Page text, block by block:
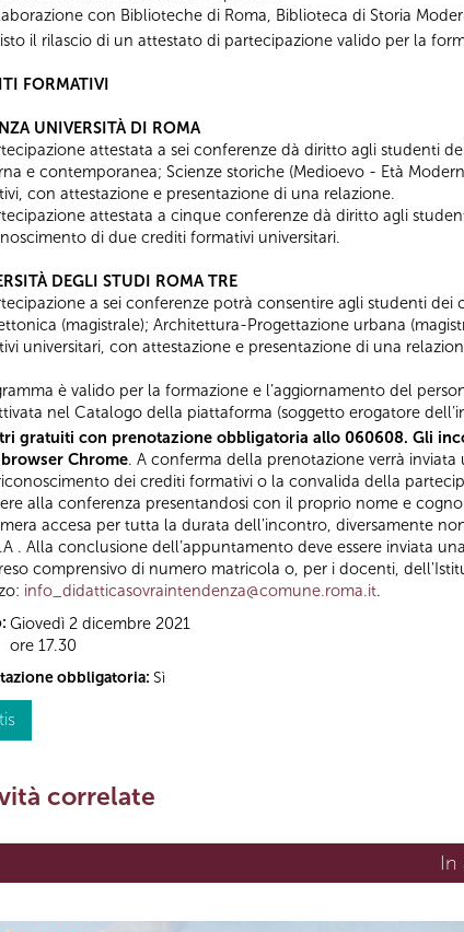
con Biblioteche di Roma, Biblioteca di Storia
il rilascio di un attestato di partecipazione valido per la
FORMATIVI
UNIVERSITÀ DI ROMA
attestata a sei conferenze dà diritto agli studenti
e contemporanea; Scienze storiche (Medioevo - Età
con attestazione e presentazione di una relazione.
attestata a cinque conferenze dà diritto agli
di due crediti formativi universitari.
DEGLI STUDI ROMA TRE
a sei conferenze potrà consentire agli studenti
(magistrale); Architettura-Progettazione urbana
universitari, con attestazione e presentazione di una
è valido per la formazione e l’aggiornamento del
nel Catalogo della piattaforma (soggetto erogatore
gratuiti con prenotazione obbligatoria allo 060608. Gli
Chrome. A conferma della prenotazione verrà inviata
dei crediti formativi o la convalida della
alla conferenza presentandosi con il proprio nome e
accesa per tutta la durata dell'incontro, diversamente
. Alla conclusione dell’appuntamento deve essere inviata
comprensivo di numero matricola o, per i docenti,
info_didatticasovraintendenza@comune.roma.it.
Giovedì 2 dicembre 2021
ore 17.30
obbligatoria: Sì
correlate
In